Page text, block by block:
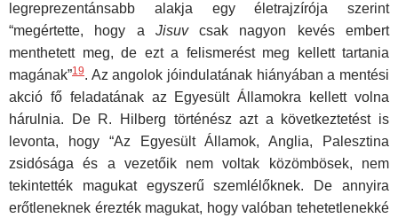
legreprezentánsabb alakja egy életrajzírója szerint
“megértette, hogy a Jisuvcsak nagyon kevés embert
menthetett meg, de ezt a felismerést meg kellett tartania
magának”19. Az angolok jóindulatának hiányában a mentési
akció fő feladatának az Egyesült Államokra kellett volna
hárulnia. De R. Hilberg történész azt a következtetést is
levonta, hogy “Az Egyesült Államok, Anglia, Palesztina
zsidósága és a vezetőik nem voltak közömbösek, nem
tekintették magukat egyszerű szemlélőknek. De annyira
erőtleneknek érezték magukat, hogy valóban tehetetlenekké